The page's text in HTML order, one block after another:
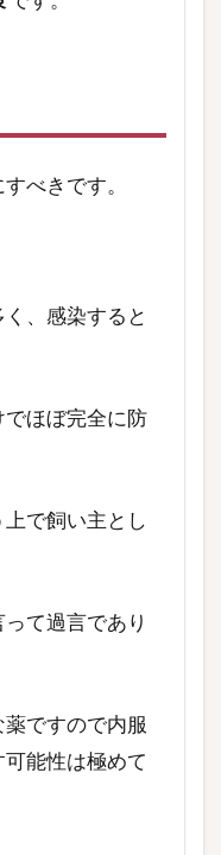
べきです。
、感染すると
でほぼ完全に防
で飼い主とし
て過言であり
ですので内服
能性は極めて